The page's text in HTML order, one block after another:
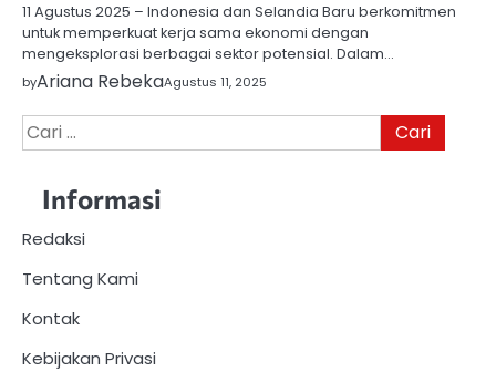
11 Agustus 2025 – Indonesia dan Selandia Baru berkomitmen
untuk memperkuat kerja sama ekonomi dengan
mengeksplorasi berbagai sektor potensial. Dalam…
byAriana RebekaAgustus 11, 2025
Cari
untuk:
Informasi
Redaksi
Tentang Kami
Kontak
Kebijakan Privasi